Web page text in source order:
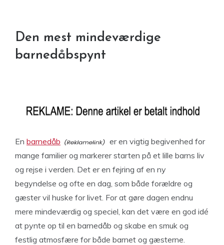
Den mest mindeværdige
barnedåbspynt
En barnedåb
er en vigtig begivenhed for
mange familier og markerer starten på et lille barns liv
og rejse i verden. Det er en fejring af en ny
begyndelse og ofte en dag, som både forældre og
gæster vil huske for livet. For at gøre dagen endnu
mere mindeværdig og speciel, kan det være en god idé
at pynte op til en barnedåb og skabe en smuk og
festlig atmosfære for både barnet og gæsterne.